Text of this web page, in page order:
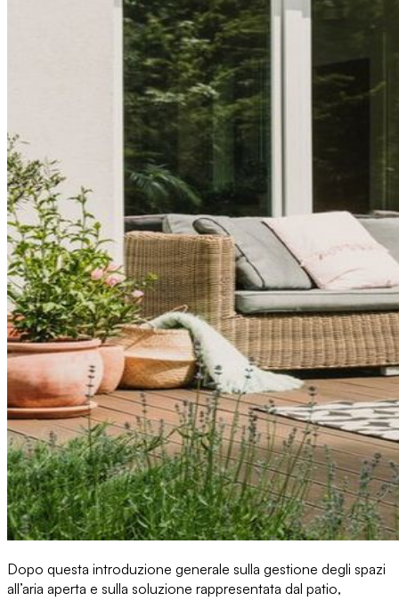
Dopo questa introduzione generale sulla gestione degli spazi
all’aria aperta e sulla soluzione rappresentata dal patio,